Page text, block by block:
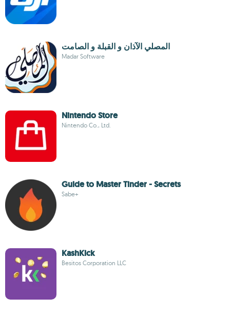
المصلي الآذان و القبلة و الصامت
Madar Software
Nintendo Store
Nintendo Co., Ltd.
Guide to Master Tinder - Secrets
Sabe+
KashKick
Besitos Corporation LLC